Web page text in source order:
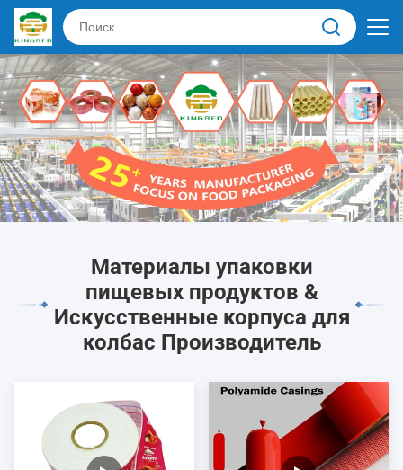
Материалы упаковки
пищевых продуктов &
Искусственные корпуса для
колбас Производитель